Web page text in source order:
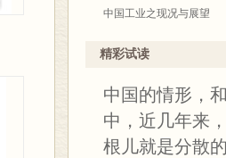
中国工业之现况与展望
中外棉花交易所之比较
国民经济建设之途径
工业经济与国货
第二编 战时经济与区域经
THE POST-WAR
精彩试读
中国的情形，
中，近几年来
根儿就是分散